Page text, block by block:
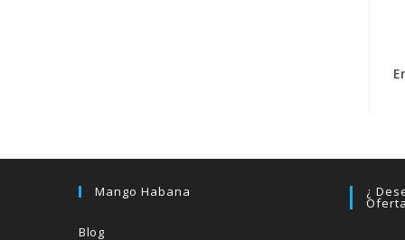
Mango Habana
Blog
¿